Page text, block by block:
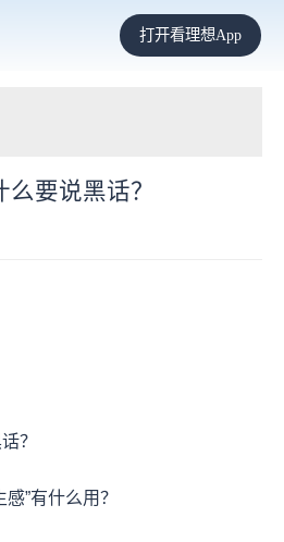
打开看理想App
要说黑话？
？
”有什么用？